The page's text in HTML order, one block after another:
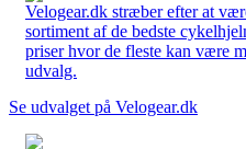
Velogear.dk stræber efter at
sortiment af de bedste
priser hvor de fleste kan være
udvalg.
Se udvalget på Velogear.dk